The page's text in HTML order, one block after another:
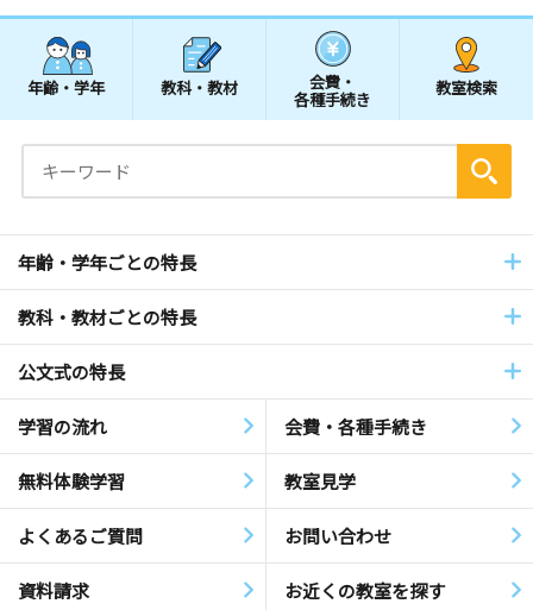
年齢・学年 教科・教材 会費・
各種手続き
教室検索
年齢・学年ごとの特長
教科・教材ごとの特長
公文式の特長
学習の流れ 会費・各種手続き
無料体験学習 教室見学
よくあるご質問 お問い合わせ
資料請求 お近くの教室を探す